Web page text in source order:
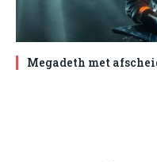
Megadeth met